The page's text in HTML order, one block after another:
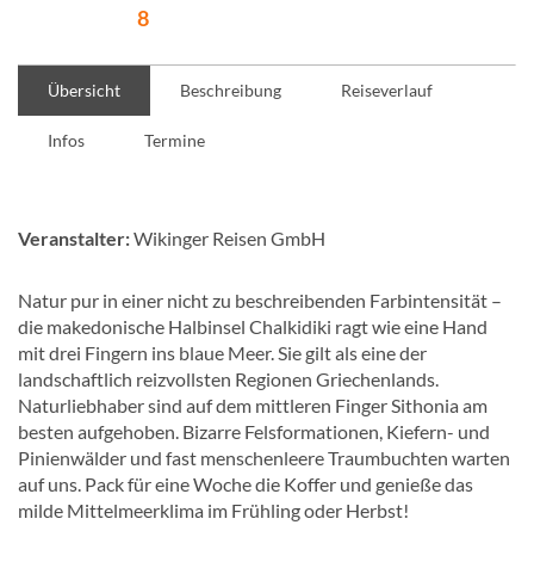
8
Übersicht Beschreibung Reiseverlauf
Infos Termine
Veranstalter:Wikinger Reisen GmbH
Natur pur in einer nicht zu beschreibenden Farbintensität –
die makedonische Halbinsel Chalkidiki ragt wie eine Hand
mit drei Fingern ins blaue Meer. Sie gilt als eine der
landschaftlich reizvollsten Regionen Griechenlands.
Naturliebhaber sind auf dem mittleren Finger Sithonia am
besten aufgehoben. Bizarre Felsformationen, Kiefern- und
Pinienwälder und fast menschenleere Traumbuchten warten
auf uns. Pack für eine Woche die Koffer und genieße das
milde Mittelmeerklima im Frühling oder Herbst!